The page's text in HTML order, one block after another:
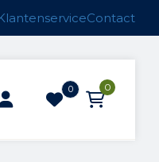
Contact
0 0